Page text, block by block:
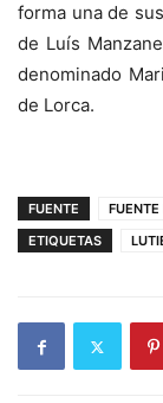
forma una de
de Luís
denominado
de Lorca.
FUENTE
ETIQUETAS